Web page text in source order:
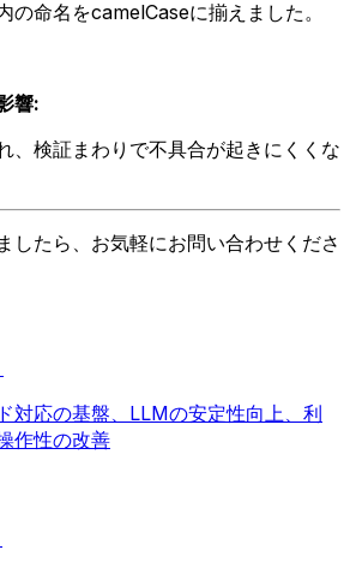
の命名をcamelCaseに揃えました。
響:
、検証まわりで不具合が起きにくくな
したら、お気軽にお問い合わせくださ
対応の基盤、LLMの安定性向上、利
作性の改善